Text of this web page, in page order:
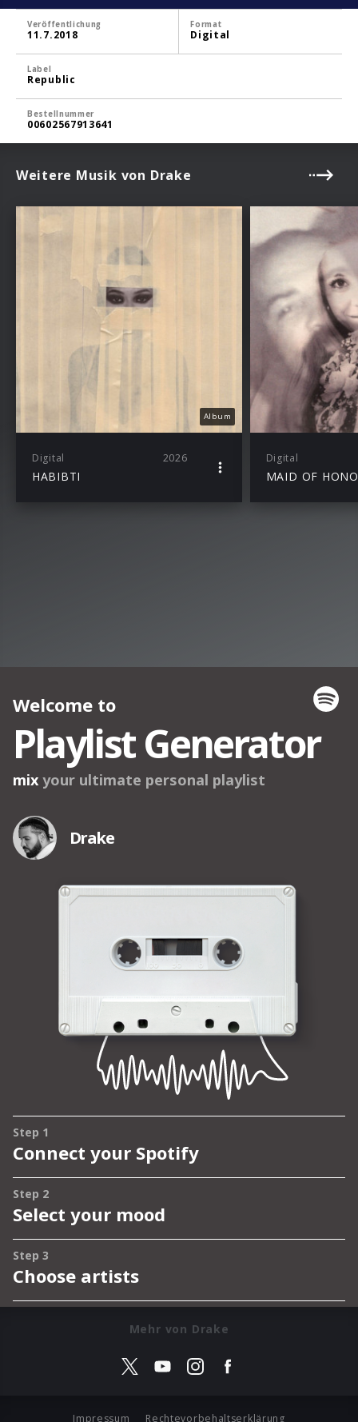
Veröffentlichung
11.7.2018
Format
Digital
Label
Republic
Bestellnummer
00602567913641
Weitere Musik von Drake
Album
Digital 2026
HABIBTI
Digital
MAID OF
Mehr von Drake
Impressum Rechtevorbehaltserklärung